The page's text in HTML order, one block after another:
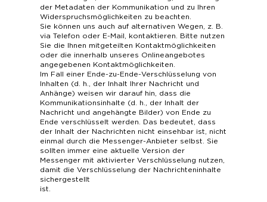
der Metadaten der Kommunikation und zu Ihren
Widerspruchsmöglichkeiten zu beachten.
Sie können uns auch auf alternativen Wegen, z. B.
via Telefon oder E-Mail, kontaktieren. Bitte nutzen
Sie die Ihnen mitgeteilten Kontaktmöglichkeiten
oder die innerhalb unseres Onlineangebotes
angegebenen Kontaktmöglichkeiten.
Im Fall einer Ende-zu-Ende-Verschlüsselung von
Inhalten (d. h., der Inhalt Ihrer Nachricht und
Anhänge) weisen wir darauf hin, dass die
Kommunikationsinhalte (d. h., der Inhalt der
Nachricht und angehängte Bilder) von Ende zu
Ende verschlüsselt werden. Das bedeutet, dass
der Inhalt der Nachrichten nicht einsehbar ist, nicht
einmal durch die Messenger-Anbieter selbst. Sie
sollten immer eine aktuelle Version der
Messenger mit aktivierter Verschlüsselung nutzen,
damit die Verschlüsselung der Nachrichteninhalte
sichergestellt
ist.